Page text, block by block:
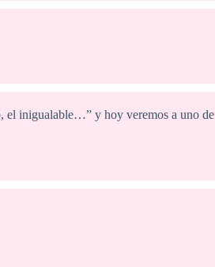
el inigualable…” y hoy veremos a uno de